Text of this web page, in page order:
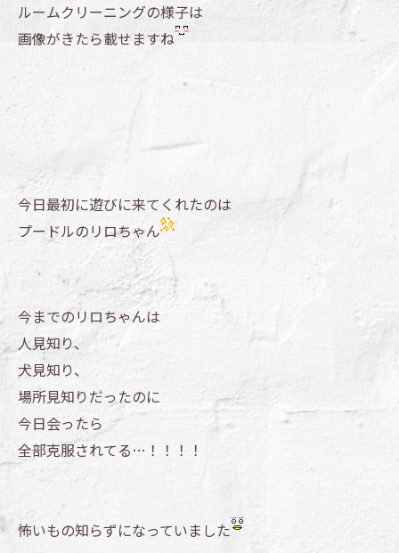
ルームクリーニングの様子は
画像がきたら載せますね
今日最初に遊びに来てくれたのは
プードルのリロちゃん
今までのリロちゃんは
人見知り、
犬見知り、
場所見知りだったのに
今日会ったら
全部克服されてる…！！！！
怖いもの知らずになっていました